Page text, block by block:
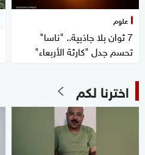
علوم
7 ثوان بلا جاذبية.. "ناسا"
تحسم جدل "كارثة الأربعاء"
اخترنا لكم